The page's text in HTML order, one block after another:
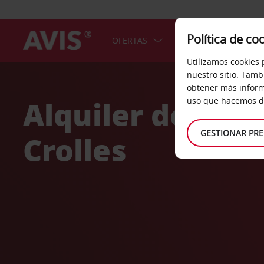
OFERTAS COCHES
Alquiler de
Crolles
Política de
Utilizamos
nuestro sitio.
obtener más
uso que hacemos
GESTIONAR